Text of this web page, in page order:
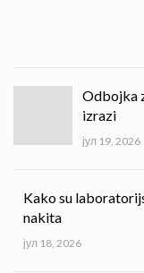
Odbojka
izrazi
јул 19, 2026
Kako su
nakita
јул 18, 2026